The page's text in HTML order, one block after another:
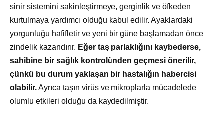
sinir sistemini sakinleştirmeye, gerginlik ve öfkeden
kurtulmaya yardımcı olduğu kabul edilir. Ayaklardaki
yorgunluğu hafifletir ve yeni bir güne başlamadan önce
zindelik kazandırır. Eğer taş parlaklığını kaybederse,
sahibine bir sağlık kontrolünden geçmesi önerilir,
çünkü bu durum yaklaşan bir hastalığın habercisi
olabilir.Ayrıca taşın virüs ve mikroplarla mücadelede
olumlu etkileri olduğu da kaydedilmiştir.